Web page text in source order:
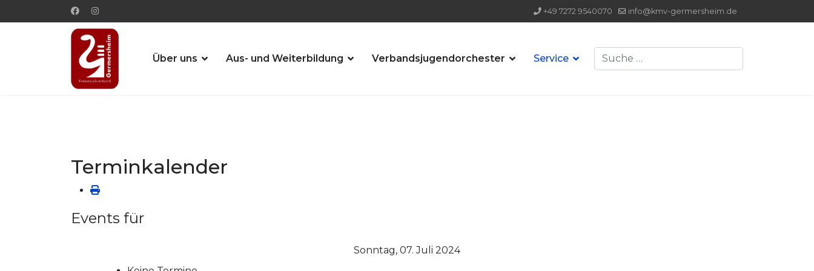
+49 7272 9540070 info@kmv-germersheim.de
Über uns Aus- und Weiterbildung Verbandsjugendorchester Service Suchen
Terminkalender
Events für
Sonntag, 07. Juli 2024